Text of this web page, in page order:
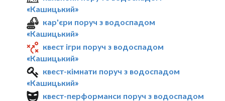
«Кашицький»
кар'єри поруч з водоспадом
«Кашицький»
квест ігри поруч з водоспадом
«Кашицький»
квест-кімнати поруч з водоспадом
«Кашицький»
квест-перформанси поруч з водоспадом